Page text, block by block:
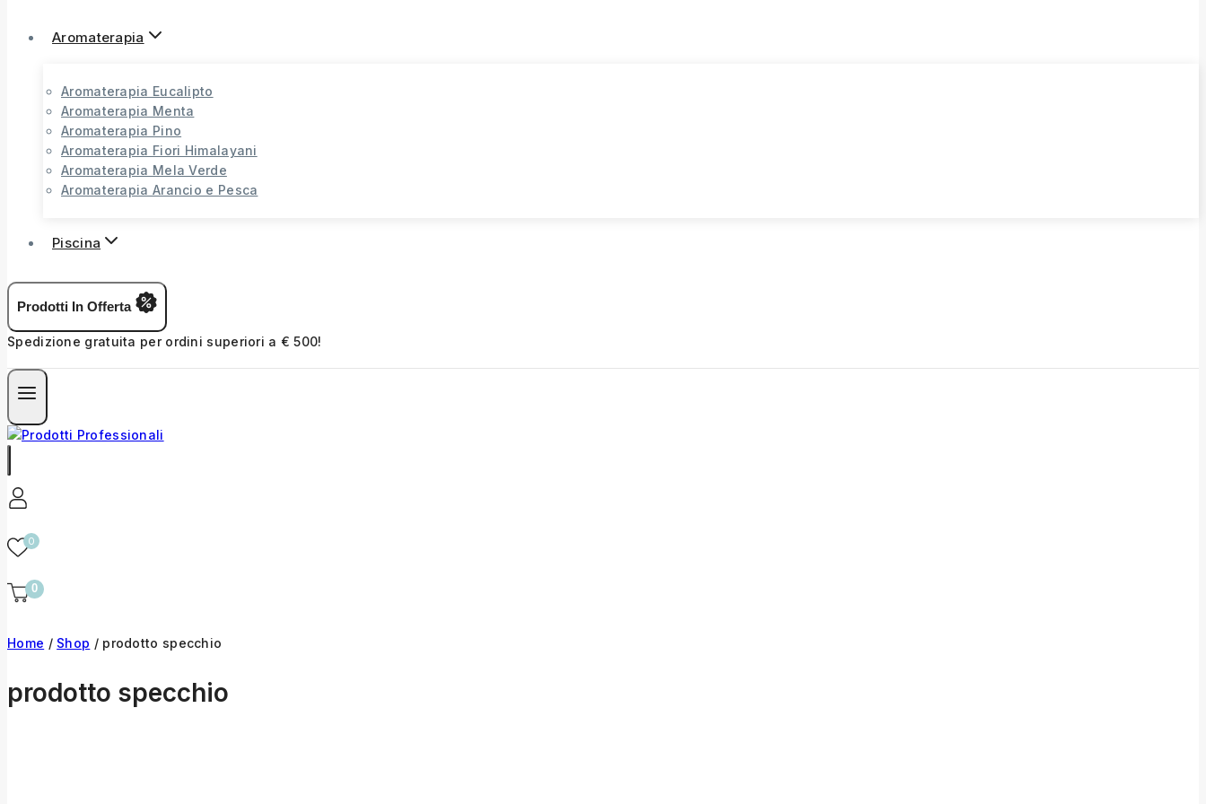
Aromaterapia
Aromaterapia Eucalipto
Aromaterapia Menta
Aromaterapia Pino
Aromaterapia Fiori Himalayani
Aromaterapia Mela Verde
Aromaterapia Arancio e Pesca
Piscina
Prodotti In Offerta
Spedizione gratuita per ordini superiori a € 500!
0
0
Home / Shop / prodotto specchio
prodotto specchio